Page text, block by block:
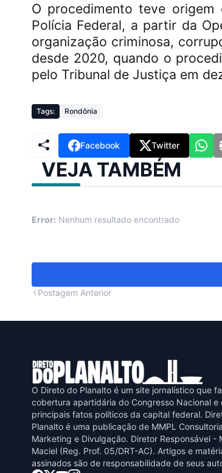
O procedimento teve
Polícia Federal, a partir da
organização criminosa,
desde 2020, quando o
pelo Tribunal de Justiça em
Tags: Rondônia
Facebook Twitter
VEJA TAMBÉM
Error: Nenhum resultado encontrado
Postagem Anterior
O Direto do Planalto é um site jornalístico que
cobertura apartidária do Congresso Nacional e
principais fatos políticos da capital federal.
Planalto é uma publicaçāo de MMPL
Marketing e Divulgaçāo. Diretor Responsável -
Maciel (Reg. Prof. 05/DRT-AC). Artigos e
assinados sāo de responsabilidade de seus